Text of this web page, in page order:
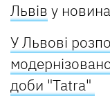
Львів у
У Львові
доби "Tatra"